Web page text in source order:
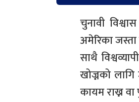
चुनावी
अमेरिका जस्ता
साथै
खोज्नको
कायम राख्न वा